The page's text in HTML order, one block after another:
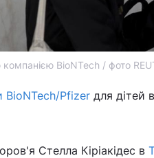
BioNTech / фото
BioNTech/Pfizer для дітей
Стелла Кіріакідес в